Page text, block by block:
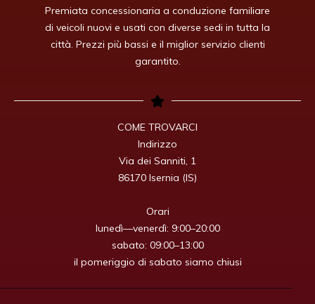
Premiata concessionaria a conduzione familiare
di veicoli nuovi e usati con diverse sedi in tutta la
città. Prezzi più bassi e il miglior servizio clienti
garantito.
COME TROVARCI
Indirizzo
Via dei Sanniti, 1
86170 Isernia (IS)
Orari
lunedì—venerdì: 9:00–20:00
sabato: 09:00–13:00
il pomeriggio di sabato siamo chiusi